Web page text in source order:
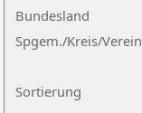
Sortierung
Bundesland
Spgem./Kreis/Verein